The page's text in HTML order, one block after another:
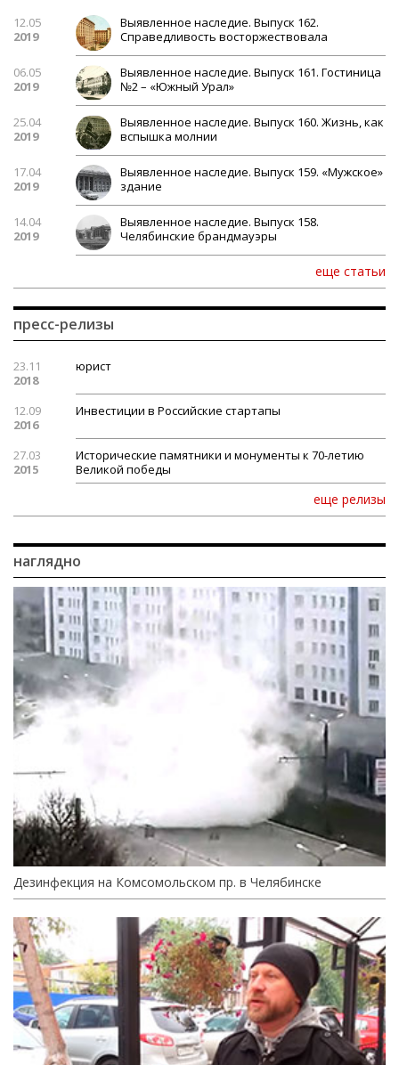
12.05
2019
Выявленное наследие. Выпуск 162.
Справедливость восторжествовала
06.05
2019
Выявленное наследие. Выпуск 161. Гостиница
№2 – «Южный Урал»
25.04
2019
Выявленное наследие. Выпуск 160. Жизнь, как
вспышка молнии
17.04
2019
Выявленное наследие. Выпуск 159. «Мужское»
здание
14.04
2019
Выявленное наследие. Выпуск 158.
Челябинские брандмауэры
еще статьи
пресс-релизы
23.11
2018
юрист
12.09
2016
Инвестиции в Российские стартапы
27.03
2015
Исторические памятники и монументы к 70-летию
Великой победы
еще релизы
наглядно
Дезинфекция на Комсомольском пр. в Челябинске